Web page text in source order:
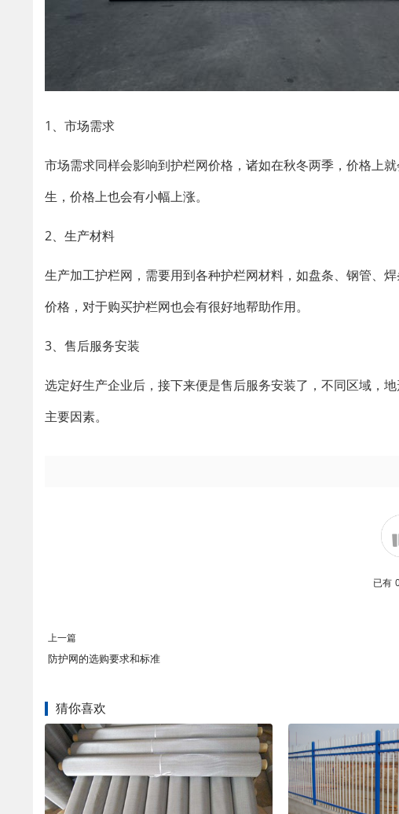
1、市场需求
市场需求同样会影响到护栏网价格，诸如在秋冬两季，价格上
生，价格上也会有小幅上涨。
2、生产材料
生产加工护栏网，需要用到各种护栏网材料，如盘条、钢管、
价格，对于购买护栏网也会有很好地帮助作用。
3、售后服务安装
选定好生产企业后，接下来便是售后服务安装了，不同区域，
主要因素。
已有
上一篇
防护网的选购要求和标准
猜你喜欢